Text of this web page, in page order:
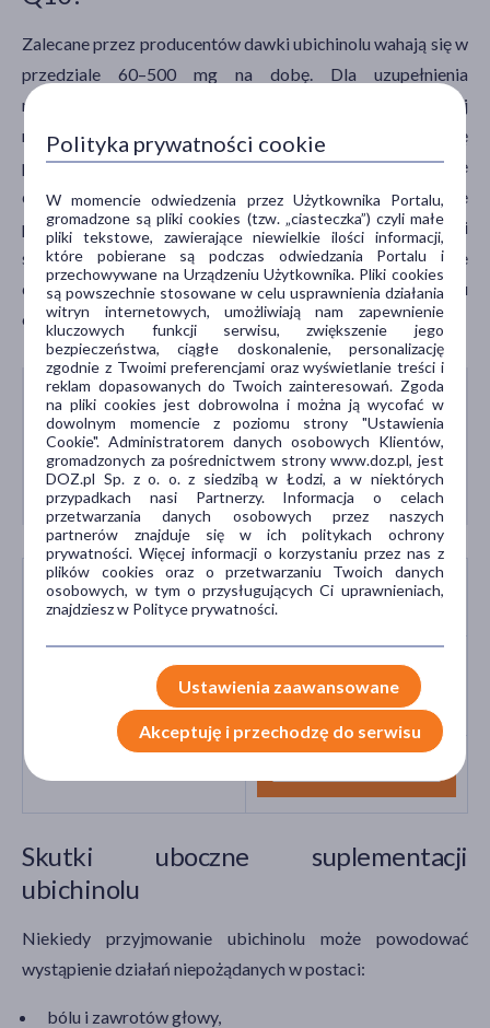
Zalecane przez producentów dawki ubichinolu wahają się w
przedziale 60–500 mg na dobę. Dla uzupełnienia
niedoborów koenzymu Q10 u osób młodych zazwyczaj
rekomendowana dawka wynosi 100–200 mg na dobę
przyjmowane przez okres dwóch tygodni, a następnie
dawkę zmniejsza się do 10–30 mg na dobę i przyjmuje
przez minimum trzy miesiące. U pacjentów z chorobami
serca i u osób starszych lekarz może zalecić stosowanie
dawki od 100 mg do 600 mg na dobę, do momentu
osiągnięcia właściwego poziomu CoQ10 w osoczu krwi.
Preparaty z ubichinolem najlepiej przyjmować z
pokarmami tłuszczowymi, które są jego bardzo
dobrymi rozpuszczalnikami oraz zwiększają jego
wchłanianie.
KOENZYM Q10
SUPLEMENTY
Skutki uboczne suplementacji
ubichinolu
Niekiedy przyjmowanie ubichinolu może powodować
wystąpienie działań niepożądanych w postaci:
bólu i zawrotów głowy,
Polityka prywatności cookie
W momencie odwiedzenia przez Użytkownika Portalu,
gromadzone są pliki cookies (tzw. „ciasteczka”) czyli małe
pliki tekstowe, zawierające niewielkie ilości informacji,
które pobierane są podczas odwiedzania Portalu i
przechowywane na Urządzeniu Użytkownika. Pliki cookies
są powszechnie stosowane w celu usprawnienia działania
witryn internetowych, umożliwiają nam zapewnienie
kluczowych funkcji serwisu, zwiększenie jego
bezpieczeństwa, ciągłe doskonalenie, personalizację
zgodnie z Twoimi preferencjami oraz wyświetlanie treści i
reklam dopasowanych do Twoich zainteresowań. Zgoda
na pliki cookies jest dobrowolna i można ją wycofać w
dowolnym momencie z poziomu strony "Ustawienia
Cookie". Administratorem danych osobowych Klientów,
gromadzonych za pośrednictwem strony www.doz.pl, jest
DOZ.pl Sp. z o. o. z siedzibą w Łodzi, a w niektórych
przypadkach nasi Partnerzy. Informacja o celach
przetwarzania danych osobowych przez naszych
partnerów znajduje się w ich politykach ochrony
prywatności. Więcej informacji o korzystaniu przez nas z
plików cookies oraz o przetwarzaniu Twoich danych
osobowych, w tym o przysługujących Ci uprawnieniach,
znajdziesz w Polityce prywatności.
Ustawienia zaawansowane
Akceptuję i przechodzę do serwisu